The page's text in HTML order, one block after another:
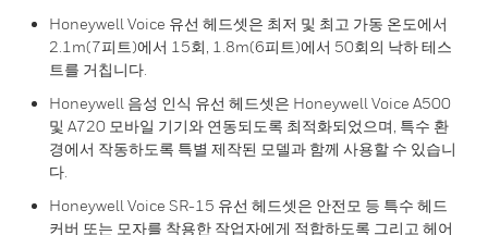
Honeywell Voice 유선 헤드셋은 최저 및 최고 가동 온도에서
2.1m(7피트)에서 15회, 1.8m(6피트)에서 50회의 낙하 테스
트를 거칩니다.
Honeywell 음성 인식 유선 헤드셋은 Honeywell Voice A500
및 A720 모바일 기기와 연동되도록 최적화되었으며, 특수 환
경에서 작동하도록 특별 제작된 모델과 함께 사용할 수 있습니
다.
Honeywell Voice SR-15 유선 헤드셋은 안전모 등 특수 헤드
커버 또는 모자를 착용한 작업자에게 적합하도록 그리고 헤어